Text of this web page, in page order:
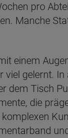
pro
Manche
einem
viel gelernt.
dem Tisch
die